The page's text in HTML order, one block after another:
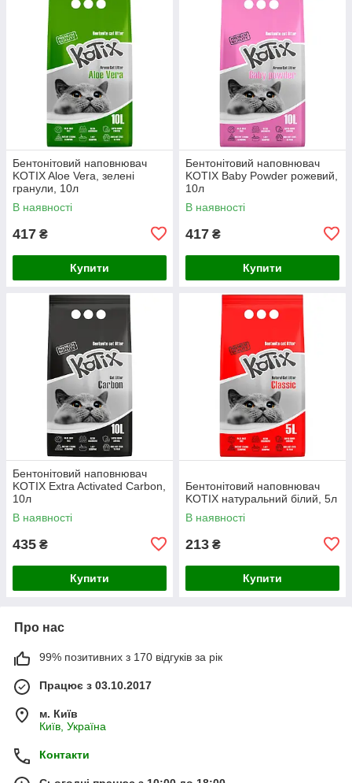
Бентонітовий наповнювач
KOTIX Aloe Vera, зелені
гранули, 10л
В наявності
417 ₴
Купити
Бентонітовий наповнювач
KOTIX Baby Powder рожевий,
10л
В наявності
417 ₴
Купити
Бентонітовий наповнювач
KOTIX Extra Activated Carbon,
10л
В наявності
435 ₴
Купити
Бентонітовий наповнювач
KOTIX натуральний білий, 5л
В наявності
213 ₴
Купити
Про нас
99% позитивних з 170 відгуків за рік
Працює з 03.10.2017
м. Київ
Київ, Україна
Контакти